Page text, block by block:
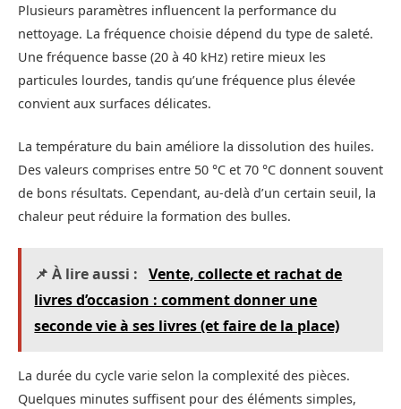
Plusieurs paramètres influencent la performance du
nettoyage. La fréquence choisie dépend du type de saleté.
Une fréquence basse (20 à 40 kHz) retire mieux les
particules lourdes, tandis qu’une fréquence plus élevée
convient aux surfaces délicates.
La température du bain améliore la dissolution des huiles.
Des valeurs comprises entre 50 °C et 70 °C donnent souvent
de bons résultats. Cependant, au-delà d’un certain seuil, la
chaleur peut réduire la formation des bulles.
📌 À lire aussi :
Vente, collecte et rachat de
livres d’occasion : comment donner une
seconde vie à ses livres (et faire de la place)
La durée du cycle varie selon la complexité des pièces.
Quelques minutes suffisent pour des éléments simples,